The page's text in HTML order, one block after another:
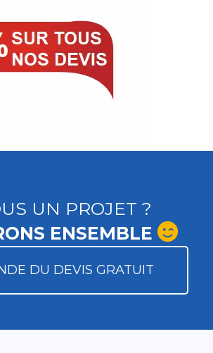
UN PROJET ?
ENSEMBLE
DU DEVIS GRATUIT